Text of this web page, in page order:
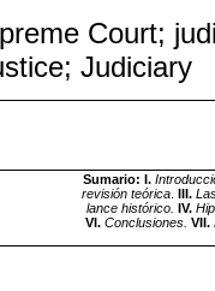
Court;
Judiciary
Sumario: I.
revisión teórica. III.
lance histórico. IV.
VI. Conclusiones. VII.